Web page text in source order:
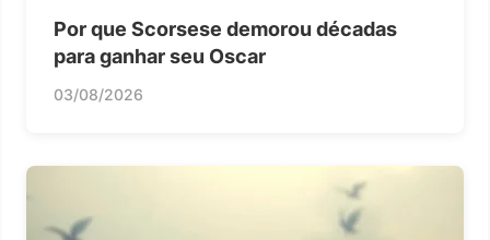
Por que Scorsese demorou décadas
para ganhar seu Oscar
03/08/2026